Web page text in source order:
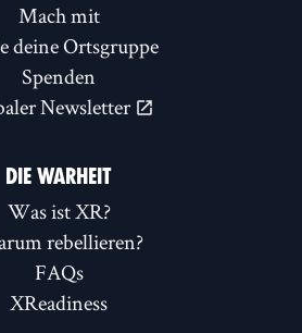
Mach mit
deine Ortsgruppe
Spenden
Newsletter
DIE WARHEIT
Was ist XR?
rebellieren?
FAQs
XReadiness